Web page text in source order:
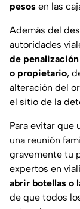
pesos en las
Además del
autoridades
de
o propietario,
alteración del
el sitio de la
Para evitar que
una reunión
gravemente tu
expertos en
abrir botellas o
de que todos